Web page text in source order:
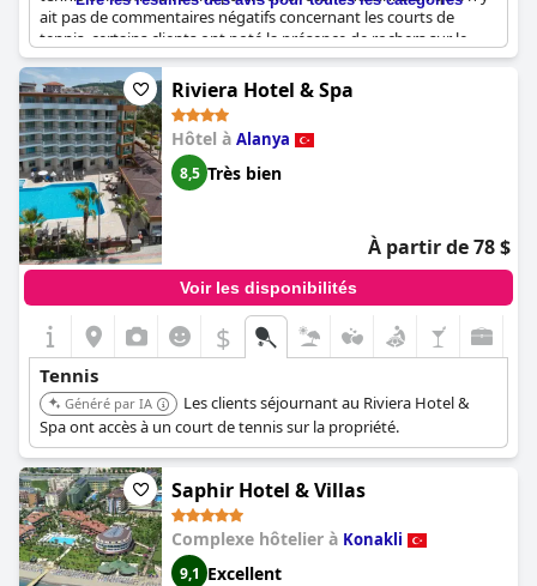
ait pas de commentaires négatifs concernant les courts de
tennis, certains clients ont noté la présence de rochers sur le
terrain de volley-ball. Dans l'ensemble, les terrains de sport de
l'hôtel offrent de nombreuses possibilités aux clients de rester
actifs pendant leur séjour.Riviera Hotel & Spa
Hôtel à Alanya
8,5 Très bien
À partir de 78 $
Voir les disponibilités
$
Tennis
Généré par IA
Les clients séjournant au Riviera Hotel &
Spa ont accès à un court de tennis sur la propriété.
Saphir Hotel & Villas
Complexe hôtelier à Konakli
9,1 Excellent